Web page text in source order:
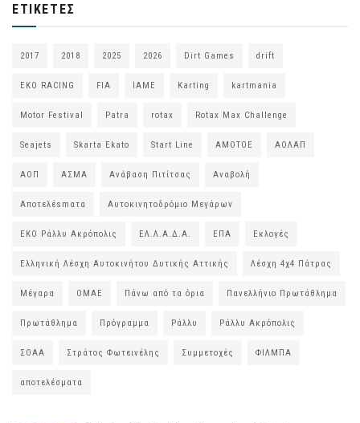
ΕΤΙΚΈΤΕΣ
2017 2018 2025 2026 Dirt Games drift
EKO RACING FIA IAME Karting kartmania
Motor Festival Patra rotax Rotax Max Challenge
Seajets Skarta Ekato Start Line ΑΜΟΤΟΕ ΑΟΛΑΠ
ΑΟΠ ΑΣΜΑ Ανάβαση Πιτίτσας Αναβολή
Αποτελέsmατα Αυτοκινητοδρόμιο Μεγάρων
ΕΚΟ Ράλλυ Ακρόπολις ΕΛ.Λ.Α.Δ.Α. ΕΠΑ Εκλογές
Ελληνική Λέσχη Αυτοκινήτου Δυτικής Αττικής Λέσχη 4χ4 Πάτρας
Μέγαρα ΟΜΑΕ Πάνω από τα όρια Πανελλήνιο Πρωτάθλημα
Πρωτάθλημα Πρόγραμμα Ράλλυ Ράλλυ Ακρόπολις
ΣΟΑΑ Στράτος Φωτεινέλης Συμμετοχές ΦΙΛΜΠΑ
αποτελέσματα